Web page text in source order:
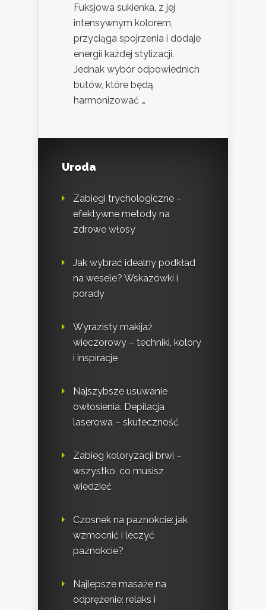
Fuksjowa sukienka, z jej
intensywnym kolorem,
przyciąga spojrzenia i dodaje
energii każdej stylizacji.
Jednak wybór odpowiednich
butów, które będą
harmonizować …
Uroda
Zabiegi trychologiczne –
efektywne metody na
zdrowe włosy
Jak wybrać idealny podkład
na wesele? Wskazówki i
porady
Wyrazisty makijaż
wieczorowy – techniki, kolory
i inspiracje
Najszybsze usuwanie
owłosienia. Depilacja
laserowa – skuteczność
Zabieg koloryzacji brwi –
wszystko, co musisz
wiedzieć
Czosnek na paznokcie: jak
wzmocnić i leczyć
paznokcie?
Najlepsze masaże na
odprężenie: relaks i